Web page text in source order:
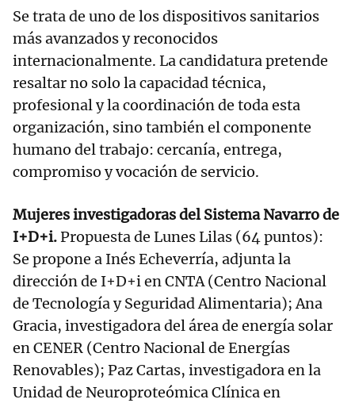
Se trata de uno de los dispositivos sanitarios
más avanzados y reconocidos
internacionalmente. La candidatura pretende
resaltar no solo la capacidad técnica,
profesional y la coordinación de toda esta
organización, sino también el componente
humano del trabajo: cercanía, entrega,
compromiso y vocación de servicio.
Mujeres investigadoras del Sistema Navarro de
I+D+i.Propuesta de Lunes Lilas (64 puntos):
Se propone a Inés Echeverría, adjunta la
dirección de I+D+i en CNTA (Centro Nacional
de Tecnología y Seguridad Alimentaria); Ana
Gracia, investigadora del área de energía solar
en CENER (Centro Nacional de Energías
Renovables); Paz Cartas, investigadora en la
Unidad de Neuroproteómica Clínica en